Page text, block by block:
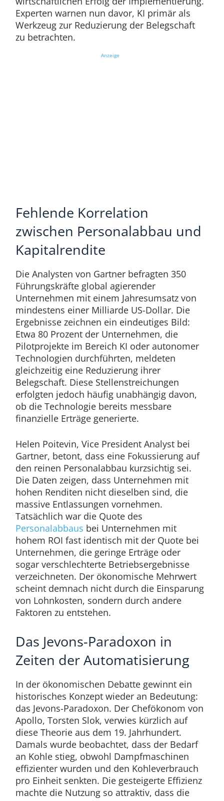
Experten warnen nun davor, KI primär als
Werkzeug zur Reduzierung der Belegschaft
zu betrachten.
Anzeige
Fehlende Korrelation
zwischen Personalabbau und
Kapitalrendite
Die Analysten von Gartner befragten 350
Führungskräfte global agierender
Unternehmen mit einem Jahresumsatz von
mindestens einer Milliarde US-Dollar. Die
Ergebnisse zeichnen ein eindeutiges Bild:
Etwa 80 Prozent der Unternehmen, die
Pilotprojekte im Bereich KI oder autonomer
Technologien durchführten, meldeten
gleichzeitig eine Reduzierung ihrer
Belegschaft. Diese Stellenstreichungen
erfolgten jedoch häufig unabhängig davon,
ob die Technologie bereits messbare
finanzielle Erträge generierte.
Helen Poitevin, Vice President Analyst bei
Gartner, betont, dass eine Fokussierung auf
den reinen Personalabbau kurzsichtig sei.
Die Daten zeigen, dass Unternehmen mit
hohen Renditen nicht dieselben sind, die
massive Entlassungen vornehmen.
Tatsächlich war die Quote des
Personalabbaus bei Unternehmen mit
hohem ROI fast identisch mit der Quote bei
Unternehmen, die geringe Erträge oder
sogar verschlechterte Betriebsergebnisse
verzeichneten. Der ökonomische Mehrwert
scheint demnach nicht durch die Einsparung
von Lohnkosten, sondern durch andere
Faktoren zu entstehen.
Das Jevons-Paradoxon in
Zeiten der Automatisierung
In der ökonomischen Debatte gewinnt ein
historisches Konzept wieder an Bedeutung:
das Jevons-Paradoxon. Der Chefökonom von
Apollo, Torsten Slok, verwies kürzlich auf
diese Theorie aus dem 19. Jahrhundert.
Damals wurde beobachtet, dass der Bedarf
an Kohle stieg, obwohl Dampfmaschinen
effizienter wurden und den Kohleverbrauch
pro Einheit senkten. Die gesteigerte Effizienz
machte die Nutzung so attraktiv, dass die